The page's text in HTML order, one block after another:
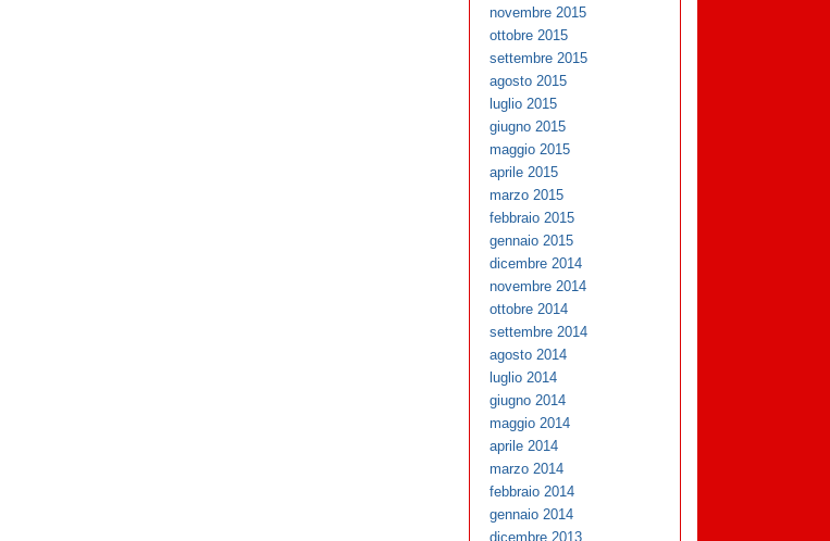
novembre 2015
ottobre 2015
settembre 2015
agosto 2015
luglio 2015
giugno 2015
maggio 2015
aprile 2015
marzo 2015
febbraio 2015
gennaio 2015
dicembre 2014
novembre 2014
ottobre 2014
settembre 2014
agosto 2014
luglio 2014
giugno 2014
maggio 2014
aprile 2014
marzo 2014
febbraio 2014
gennaio 2014
dicembre 2013